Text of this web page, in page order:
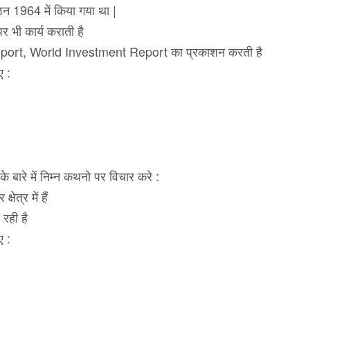
1964 में किया गया था |
भी कार्य कराती है
World Investment Report का प्रकाशन करती है
:
में निम्न कथनो पर विचार करे :
में हैं
है
: